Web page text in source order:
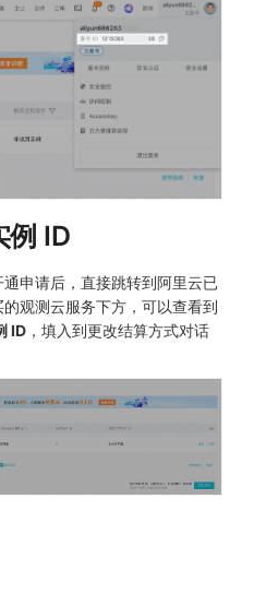
例 ID
申请后，直接跳转到阿里云已
观测云服务下方，可以查看到
ID ，填入到更改结算方式对话